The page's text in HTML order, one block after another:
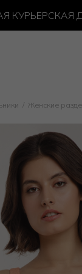
Женские